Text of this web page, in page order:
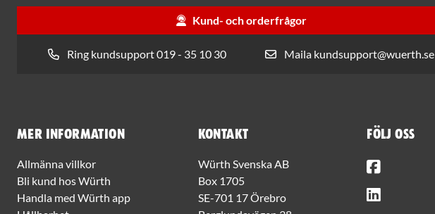
Kund- och orderfrågor
Ring kundsupport 019 - 35 10 30 Maila kundsupport@wuerth.se
Mer information
Allmänna villkor
Bli kund hos Würth
Handla med Würth app
Kontakt
Würth Svenska AB
Box 1705
SE-701 17 Örebro
Följ oss